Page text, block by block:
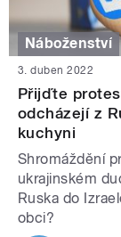
Náboženství
3. duben 2022
Přijďte
odcházejí z
kuchyni
Shromáždění
ukrajinském
Ruska do
obci?